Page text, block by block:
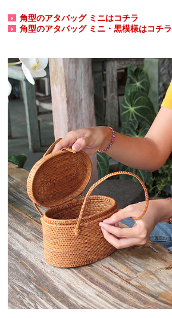
角型のアタバッグ ミニはコチラ
角型のアタバッグ ミニ・黒模様はコチラ